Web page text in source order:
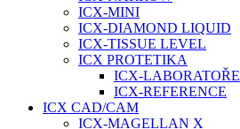
ICX-MINI
ICX-DIAMOND LIQUID
ICX-TISSUE LEVEL
ICX PROTETIKA
ICX-LABORATOŘE
ICX-REFERENCE
ICX CAD/CAM
ICX-MAGELLAN X